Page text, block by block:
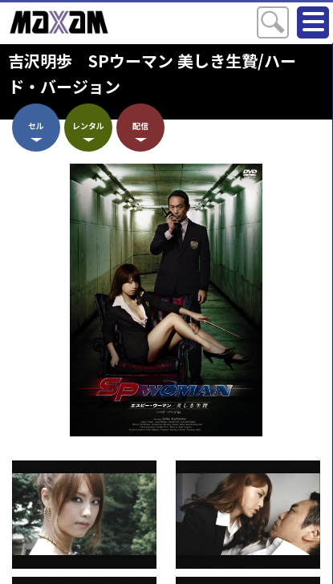
吉沢明歩 SPウーマン 美しき生贄/ハー
ド・バージョン
セル レンタル 配信